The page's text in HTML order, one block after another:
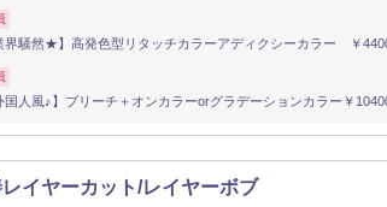
界騒然★】高発色型リタッチカラーアディクシーカラー ￥
国人風♪】ブリーチ＋オンカラーorグラデーションカラー￥
イヤーカット/レイヤーボブ